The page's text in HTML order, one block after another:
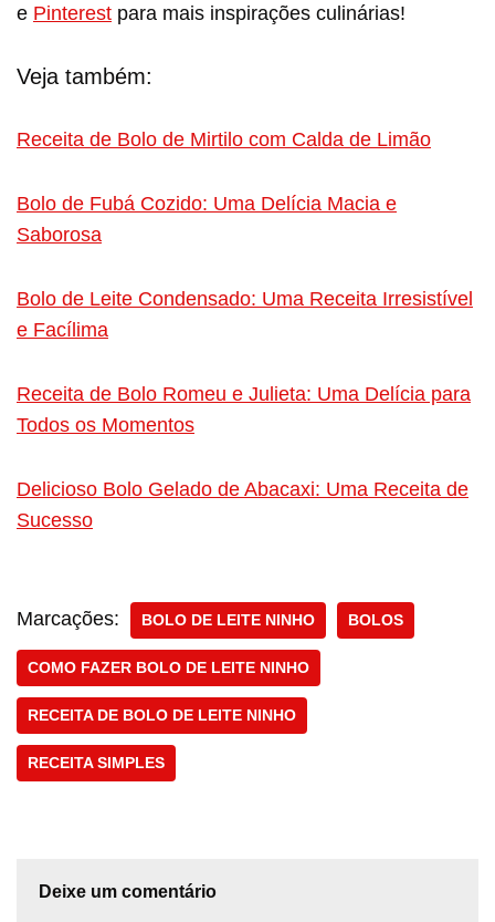
e Pinterest para mais inspirações culinárias!
Veja também:
Receita de Bolo de Mirtilo com Calda de Limão
Bolo de Fubá Cozido: Uma Delícia Macia e
Saborosa
Bolo de Leite Condensado: Uma Receita Irresistível
e Facílima
Receita de Bolo Romeu e Julieta: Uma Delícia para
Todos os Momentos
Delicioso Bolo Gelado de Abacaxi: Uma Receita de
Sucesso
Marcações: BOLO DE LEITE NINHO BOLOS
COMO FAZER BOLO DE LEITE NINHO
RECEITA DE BOLO DE LEITE NINHO
RECEITA SIMPLES
Deixe um comentário